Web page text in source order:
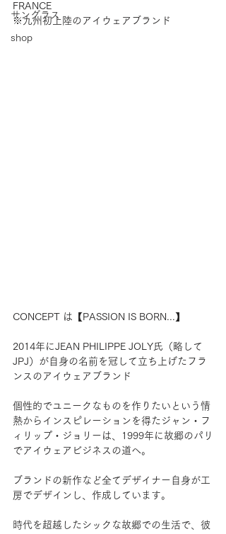
サングラス
shop
FRANCE
※九州初上陸のアイウェアブランド
CONCEPT は【PASSION IS BORN...】
2014年にJEAN PHILIPPE JOLY氏（略して
JPJ）が自身の名前を冠して立ち上げたフラ
ンスのアイウェアブランド
個性的でユニークなものを作りたいという情
熱からインスピレーションを得たジャン・フ
ィリップ・ジョリーは、1999年に故郷のパリ
でアイウェアビジネスの道へ。
ブランドの新作など全てデザイナー自身が工
房でデザインし、作成しています。
時代を超越したシックな故郷での生活で、彼